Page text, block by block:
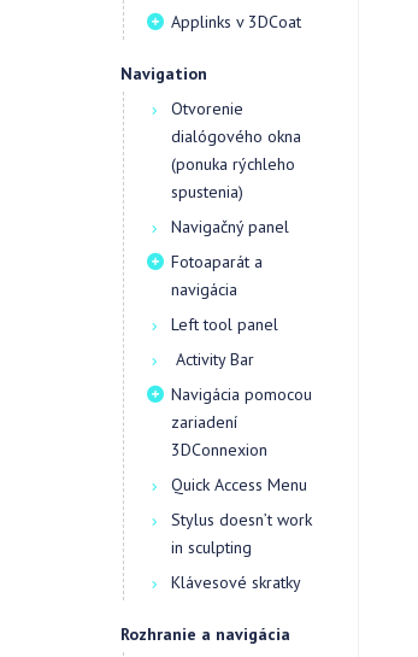
Applinks v 3DCoat
Navigation
Otvorenie
dialógového okna
(ponuka rýchleho
spustenia)
Navigačný panel
Fotoaparát a
navigácia
Left tool panel
Activity Bar
Navigácia pomocou
zariadení
3DConnexion
Quick Access Menu
Stylus doesn’t work
in sculpting
Klávesové skratky
Rozhranie a navigácia